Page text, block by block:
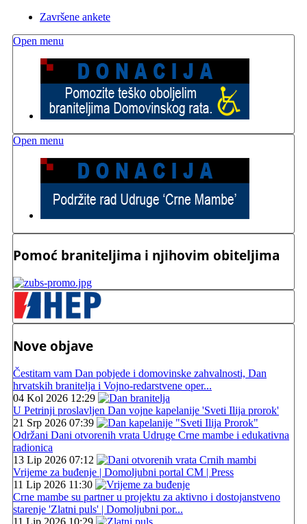
Završene ankete
Open menu
Open menu
Pomoć braniteljima i njihovim obiteljima
Nove objave
Čestitam vam Dan pobjede i domovinske zahvalnosti, Dan
hrvatskih branitelja i Vojno-redarstvene oper...
04 Kol 2026 12:29
U Petrinji proslavljen Dan vojne kapelanije 'Sveti Ilija prorok'
21 Srp 2026 07:39
Održani Dani otvorenih vrata Udruge Crne mambe i edukativna
radionica
13 Lip 2026 07:12
Vrijeme za buđenje | Domoljubni portal CM | Press
11 Lip 2026 11:30
Crne mambe su partner u projektu za aktivno i dostojanstveno
starenje 'Zlatni puls' | Domoljubni por...
11 Lip 2026 10:29